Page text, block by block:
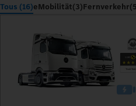
Tous (16)eMobilität(3)Fernverkehr